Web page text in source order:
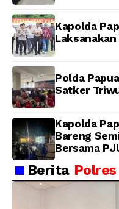
Kapolda
Polda
Satker
Kapolda
Bareng
Bersama
Berita Polres